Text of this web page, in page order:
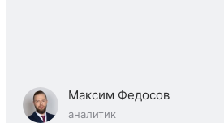
Максим Федосов
аналитик